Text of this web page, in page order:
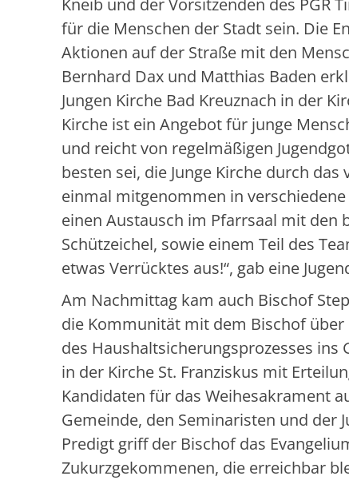
Kneib und der Vorsitzenden des PGR
für die Menschen der Stadt sein. Die
Aktionen auf der Straße mit den
Bernhard Dax und Matthias Baden
Jungen Kirche Bad Kreuznach in der
Kirche ist ein Angebot für junge
und reicht von regelmäßigen
besten sei, die Junge Kirche durch
einmal mitgenommen in
einen Austausch im Pfarrsaal mit den
Schützeichel, sowie einem Teil des
etwas Verrücktes aus!“, gab eine
Am Nachmittag kam auch Bischof
die Kommunität mit dem Bischof
des Haushaltsicherungsprozesses
in der Kirche St. Franziskus mit
Kandidaten für das Weihesakrament
Gemeinde, den Seminaristen und der
Predigt griff der Bischof das
Zukurzgekommenen, die erreichbar